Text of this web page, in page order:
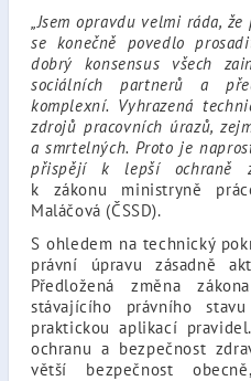
„Jsem opravdu velmi ráda,
se konečně povedlo
dobrý konsensus všech
sociálních partnerů a
komplexní. Vyhrazená
zdrojů pracovních úrazů,
a smrtelných. Proto je
přispějí k lepší ochraně
k zákonu ministryně
Maláčová (ČSSD).
S ohledem na technický
právní úpravu zásadně
Předložená změna
stávajícího právního
praktickou aplikací
ochranu a bezpečnost
větší bezpečnost